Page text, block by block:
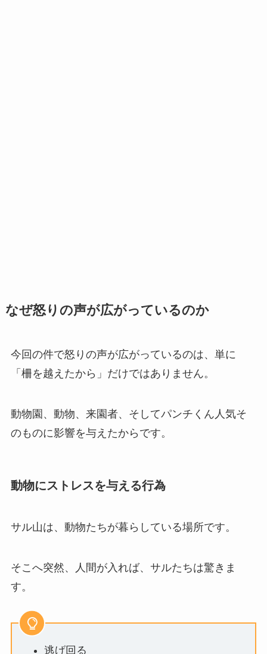
なぜ怒りの声が広がっているのか
今回の件で怒りの声が広がっているのは、単に
「柵を越えたから」だけではありません。
動物園、動物、来園者、そしてパンチくん人気そ
のものに影響を与えたからです。
動物にストレスを与える行為
サル山は、動物たちが暮らしている場所です。
そこへ突然、人間が入れば、サルたちは驚きま
す。
逃げ回る